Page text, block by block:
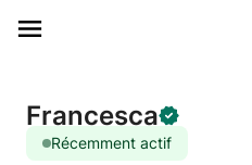
Francesca
Récemment actif